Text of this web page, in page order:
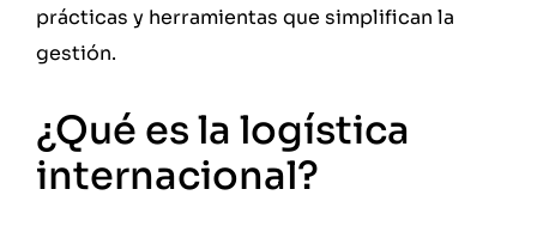
prácticas y herramientas que simplifican la
gestión.
¿Qué es la logística
internacional?